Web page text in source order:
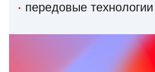
передовые технологии